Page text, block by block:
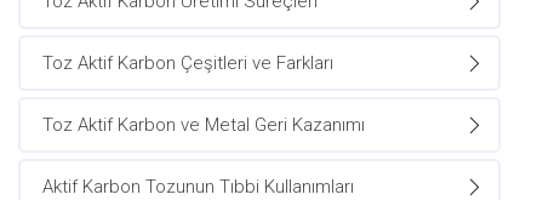
Toz Aktif Karbon Çeşitleri ve Farkları
Toz Aktif Karbon ve Metal Geri Kazanımı
Aktif Karbon Tozunun Tıbbi Kullanımları